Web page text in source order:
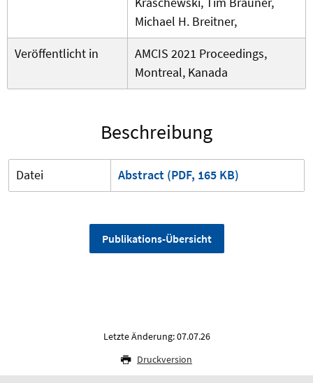
Michael H. Breitner,
Veröffentlicht in
AMCIS 2021 Proceedings,
Montreal, Kanada
Beschreibung
Datei Abstract (PDF, 165 KB)
Publikations-Übersicht
Letzte Änderung: 07.07.26
Druckversion